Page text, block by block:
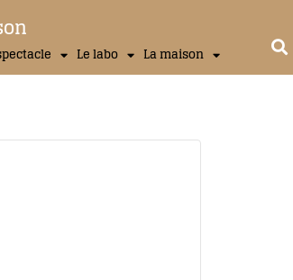
Le labo La maison